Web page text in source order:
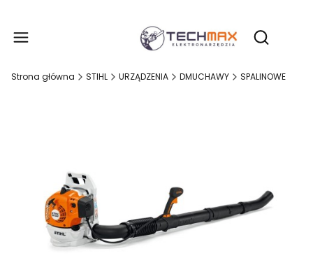
Otwórz
Strona główna STIHL URZĄDZENIA DMUCHAWY SPALINOWE